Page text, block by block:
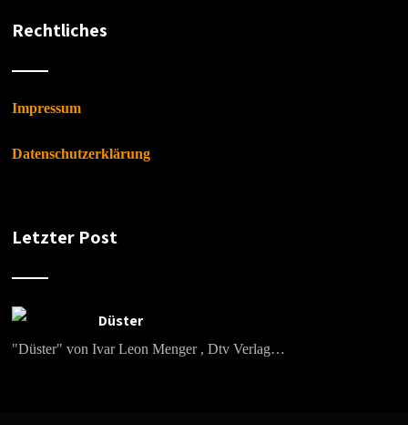
Rechtliches
Impressum
Datenschutzerklärung
Letzter Post
Düster
"Düster" von Ivar Leon Menger , Dtv Verlag…